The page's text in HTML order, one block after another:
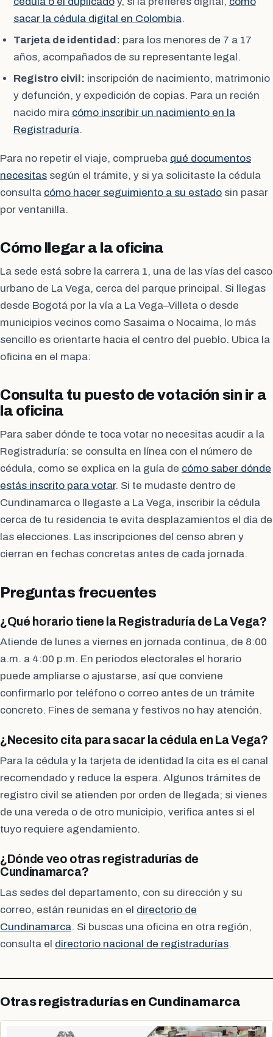
sacar la cédula digital en Colombia.
Tarjeta de identidad: para los menores de 7 a 17
años, acompañados de su representante legal.
Registro civil: inscripción de nacimiento, matrimonio
y defunción, y expedición de copias. Para un recién
nacido mira cómo inscribir un nacimiento en la
Registraduría.
Para no repetir el viaje, comprueba qué documentos
necesitas según el trámite, y si ya solicitaste la cédula
consulta cómo hacer seguimiento a su estado sin pasar
por ventanilla.
Cómo llegar a la oficina
La sede está sobre la carrera 1, una de las vías del casco
urbano de La Vega, cerca del parque principal. Si llegas
desde Bogotá por la vía a La Vega–Villeta o desde
municipios vecinos como Sasaima o Nocaima, lo más
sencillo es orientarte hacia el centro del pueblo. Ubica la
oficina en el mapa:
Consulta tu puesto de votación sin ir a
la oficina
Para saber dónde te toca votar no necesitas acudir a la
Registraduría: se consulta en línea con el número de
cédula, como se explica en la guía de cómo saber dónde
estás inscrito para votar. Si te mudaste dentro de
Cundinamarca o llegaste a La Vega, inscribir la cédula
cerca de tu residencia te evita desplazamientos el día de
las elecciones. Las inscripciones del censo abren y
cierran en fechas concretas antes de cada jornada.
Preguntas frecuentes
¿Qué horario tiene la Registraduría de La Vega?
Atiende de lunes a viernes en jornada continua, de 8:00
a.m. a 4:00 p.m. En periodos electorales el horario
puede ampliarse o ajustarse, así que conviene
confirmarlo por teléfono o correo antes de un trámite
concreto. Fines de semana y festivos no hay atención.
¿Necesito cita para sacar la cédula en La Vega?
Para la cédula y la tarjeta de identidad la cita es el canal
recomendado y reduce la espera. Algunos trámites de
registro civil se atienden por orden de llegada; si vienes
de una vereda o de otro municipio, verifica antes si el
tuyo requiere agendamiento.
¿Dónde veo otras registradurías de
Cundinamarca?
Las sedes del departamento, con su dirección y su
correo, están reunidas en el directorio de
Cundinamarca. Si buscas una oficina en otra región,
consulta el directorio nacional de registradurías.
Otras registradurías en Cundinamarca